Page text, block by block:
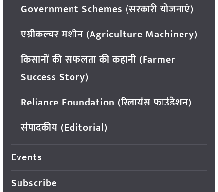
Government Schemes (सरकारी योजनाएं)
एग्रीकल्चर मशीन (Agriculture Machinery)
किसानों की सफलता की कहानी (Farmer
Success Story)
Reliance Foundation (रिलायंस फाउंडेशन)
संपादकीय (Editorial)
Events
Subscribe